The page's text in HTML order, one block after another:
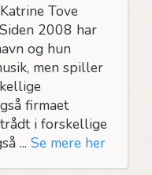
Tove
2008 har
og hun
men spiller
firmaet
i forskellige
... Se mere her